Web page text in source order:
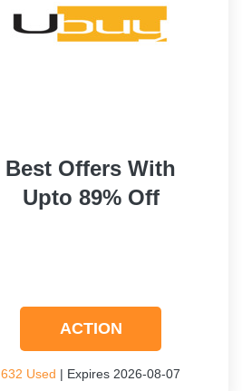
Best Offers With
Upto 89% Off
ACTION
632 Used | Expires 2026-08-07